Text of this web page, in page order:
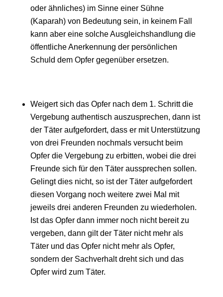
oder ähnliches) im Sinne einer Sühne
(Kaparah) von Bedeutung sein, in keinem Fall
kann aber eine solche Ausgleichshandlung die
öffentliche Anerkennung der persönlichen
Schuld dem Opfer gegenüber ersetzen.
Weigert sich das Opfer nach dem 1. Schritt die
Vergebung authentisch auszusprechen, dann ist
der Täter aufgefordert, dass er mit Unterstützung
von drei Freunden nochmals versucht beim
Opfer die Vergebung zu erbitten, wobei die drei
Freunde sich für den Täter aussprechen sollen.
Gelingt dies nicht, so ist der Täter aufgefordert
diesen Vorgang noch weitere zwei Mal mit
jeweils drei anderen Freunden zu wiederholen.
Ist das Opfer dann immer noch nicht bereit zu
vergeben, dann gilt der Täter nicht mehr als
Täter und das Opfer nicht mehr als Opfer,
sondern der Sachverhalt dreht sich und das
Opfer wird zum Täter.